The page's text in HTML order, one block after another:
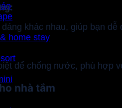
home stay
khác nhau, giúp bạn
để chống nước, phù hợp
nhà tắm